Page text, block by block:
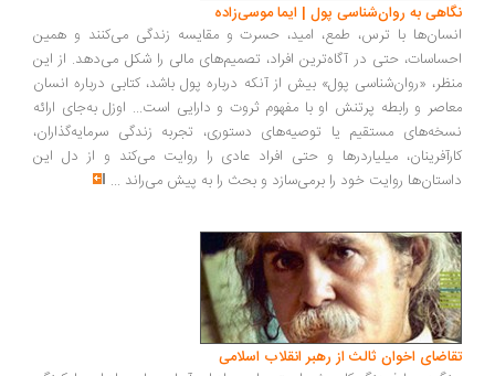
به روان‌شناسی پول | ایما موسی‌زاده
با ترس، طمع، امید، حسرت و مقایسه زندگی می‌کنند و همین
حتی در آگاه‌ترین افراد، تصمیم‌های مالی را شکل می‌دهد. از این
«روان‌شناسی پول» بیش از آنکه درباره پول باشد، کتابی درباره انسان
و رابطه پرتنش او با مفهوم ثروت و دارایی است... اوزل به‌جای ارائه
مستقیم یا توصیه‌های دستوری، تجربه زندگی سرمایه‌گذاران،
میلیاردرها و حتی افراد عادی را روایت می‌کند و از دل این
روایت خود را برمی‌سازد و بحث را به پیش می‌راند ...
اخوان ثالث از رهبر انقلاب اسلامی